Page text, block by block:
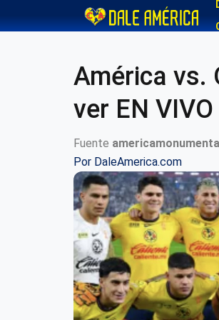
América vs.
ver EN VIVO
Fuente
Por DaleAmerica.com